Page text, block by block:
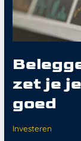
zet je
goed
Investeren